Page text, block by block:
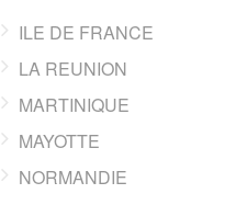
ILE DE FRANCE
LA REUNION
MARTINIQUE
MAYOTTE
NORMANDIE